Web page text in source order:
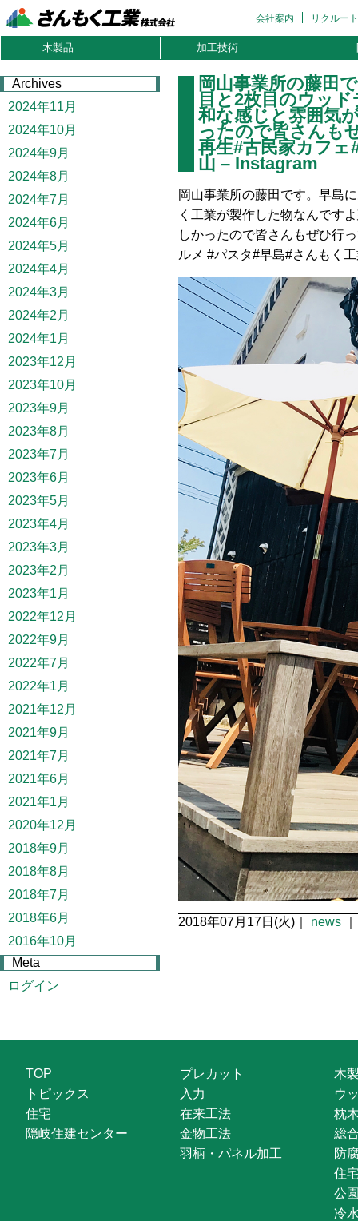
会社案内 リクルート
木製品 加工技術
岡山事業所の藤田
目と2枚目のウッ
和な感じと雰囲気
ったので皆さんも
再生#古民家カフ
山 – Instagram
岡山事業所の藤田です。早島
く工業が製作した物なんです
しかったので皆さんもぜひ行
ルメ #パスタ#早島#さんもく
2018年07月17日(火)｜ news
Archives
2024年11月
2024年10月
2024年9月
2024年8月
2024年7月
2024年6月
2024年5月
2024年4月
2024年3月
2024年2月
2024年1月
2023年12月
2023年10月
2023年9月
2023年8月
2023年7月
2023年6月
2023年5月
2023年4月
2023年3月
2023年2月
2023年1月
2022年12月
2022年9月
2022年7月
2022年1月
2021年12月
2021年9月
2021年7月
2021年6月
2021年1月
2020年12月
2018年9月
2018年8月
2018年7月
2018年6月
2016年10月
Meta
ログイン
TOP
トピックス
住宅
隠岐住建センター
プレカット
入力
在来工法
金物工法
羽柄・パネル加工
木
ウ
枕
総
防
住
公
冷